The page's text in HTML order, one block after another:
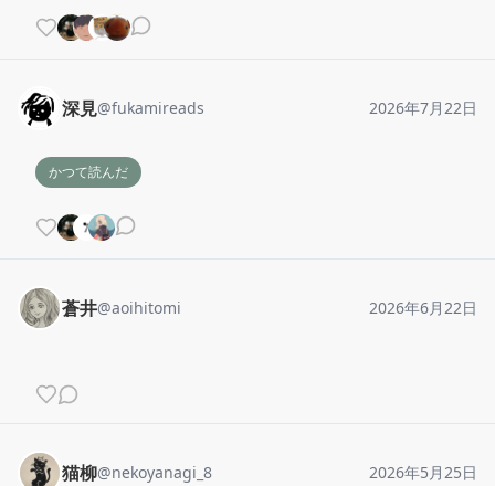
深見@fukamireads 2026年7月22日
かつて読んだ
蒼井@aoihitomi 2026年6月22日
猫柳@nekoyanagi_8 2026年5月25日